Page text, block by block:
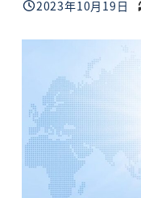
投稿日
2023年10月19日